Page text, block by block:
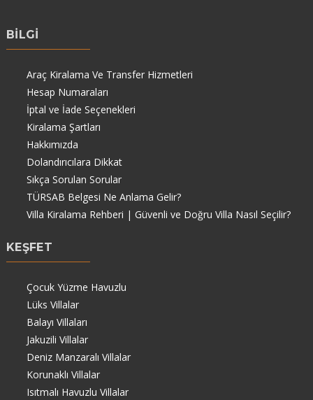
BİLGİ
Araç Kiralama Ve Transfer Hizmetleri
Hesap Numaraları
İptal ve İade Seçenekleri
Kiralama Şartları
Hakkımızda
Dolandırıcılara Dikkat
Sıkça Sorulan Sorular
TÜRSAB Belgesi Ne Anlama Gelir?
Villa Kiralama Rehberi | Güvenli ve Doğru Villa Nasıl Seçilir?
KEŞFET
Çocuk Yüzme Havuzlu
Lüks Villalar
Balayı Villaları
Jakuzili Villalar
Deniz Manzaralı Villalar
Korunaklı Villalar
Isıtmalı Havuzlu Villalar